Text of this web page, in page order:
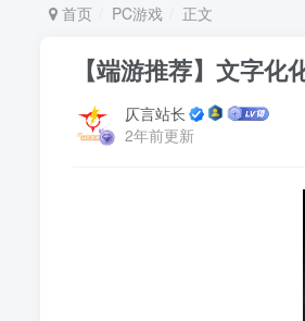
首页 PC游戏 正文
【端游推荐】文字化
仄言站长
2年前更新